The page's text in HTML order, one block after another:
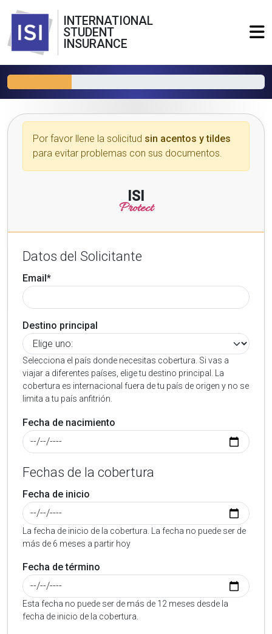
INTERNATIONAL
STUDENT
INSURANCE
Por favor llene la solicitud sin acentos y tildes
para evitar problemas con sus documentos.
ISI
Protect
Datos del Solicitante
Email*
Destino principal
Selecciona el país donde necesitas cobertura. Si vas a
viajar a diferentes países, elige tu destino principal. La
cobertura es internacional fuera de tu país de origen y no se
limita a tu país anfitrión.
Fecha de nacimiento
Fechas de la cobertura
Fecha de inicio
La fecha de inicio de la cobertura. La fecha no puede ser de
más de 6 meses a partir hoy
Fecha de término
Esta fecha no puede ser de más de 12 meses desde la
fecha de inicio de la cobertura.